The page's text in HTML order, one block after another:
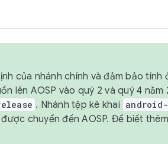
của nhánh chính và đảm bảo tính
lên AOSP vào quý 2 và quý 4
. Nhánh tệp kê khai
chuyển đến AOSP. Để biết